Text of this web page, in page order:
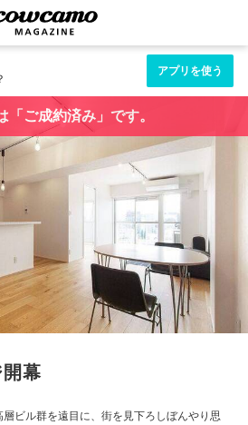
アプリを使う
「ご成約済み」です。
幕
ビル群を遠目に、街を見下ろしぼんやり思